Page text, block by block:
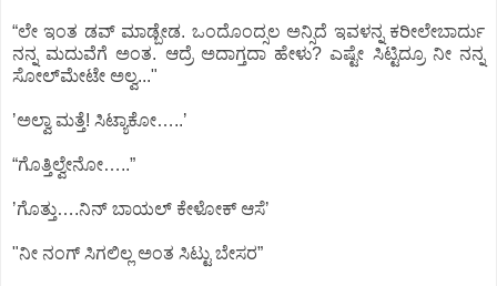
“ಲೇ ಇಂತ ಡವ್‌ ಮಾಡ್ಬೇಡ. ಒಂದೊಂದ್ಸಲ ಅನ್ಸಿದೆ ಇವಳನ್ನ ಕರೀಲೇಬಾರ್ದು
ನನ್ನ ಮದುವೆಗೆ ಅಂತ. ಆದ್ರೆ ಅದಾಗ್ತದಾ ಹೇಳು? ಎಷ್ಟೇ ಸಿಟ್ಟಿದ್ರೂ ನೀ ನನ್ನ
ಸೋಲ್‌ಮೇಟೇ ಅಲ್ವ..."
ʼಅಲ್ವಾ ಮತ್ತೆ! ಸಿಟ್ಯಾಕೋ…..ʼ
“ಗೊತ್ತಿಲ್ವೇನೋ…..”
ʼಗೊತ್ತು….ನಿನ್‌ ಬಾಯಲ್‌ ಕೇಳೋಕ್‌ ಆಸೆʼ
"ನೀ ನಂಗ್‌ ಸಿಗಲಿಲ್ಲ ಅಂತ ಸಿಟ್ಟು ಬೇಸರ”